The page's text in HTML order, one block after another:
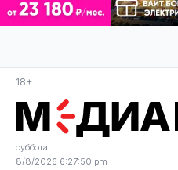
18+
суббота
8/8/2026 6:27:50 pm